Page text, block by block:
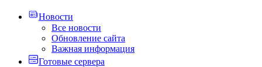
Новости
Все новости
Обновление сайта
Важная информация
Готовые сервера